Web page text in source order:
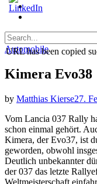
Einstellungen
Historie
Einstellungen
Search
for:
Categories
Automobile
Kimera Evo38
by Matthias Kierse27.
Vom Lancia 037 Rally
schon einmal gehört.
Kimera, der Evo37, ist
geworden, obwohl
Deutlich unbekannter
der 037 das letzte
Weltmeisterschaft
URL has been copied